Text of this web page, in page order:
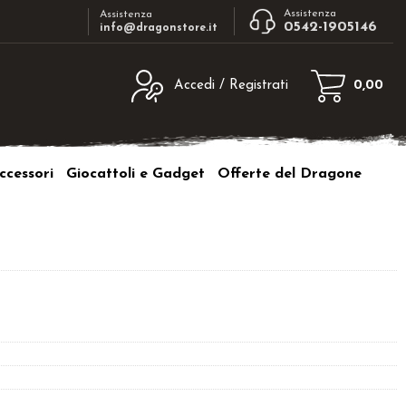
Assistenza
info@dragonstore.it
Assistenza
0542-1905146
Accedi / Registrati
inserisci il nome
e poi clicca sul
sito clicca sul pulsante "Registrati"
0,00
Giocattoli e Gadget Offerte del Dragone